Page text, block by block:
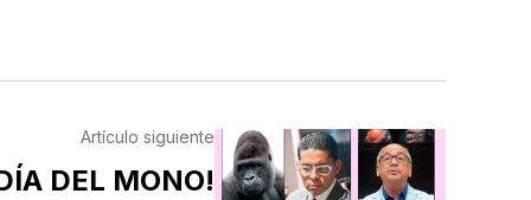
Artículo siguiente
DEL MONO!